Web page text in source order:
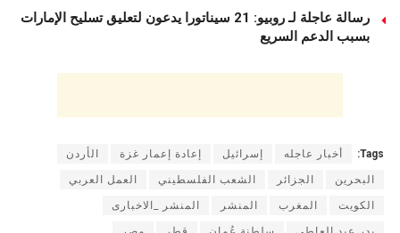
رسالة عاجلة لـ روبيو: 21 سيناتورا يدعون لتعليق تسليح الإمارات
بسبب الدعم السريع
Tags: أخبار عاجله إسرائيل إعادة إعمار غزة الأردن
البحرين الجزائر الشعب الفلسطيني العمل العربي
الكويت المغرب المنشر المنشر _الاخبارى